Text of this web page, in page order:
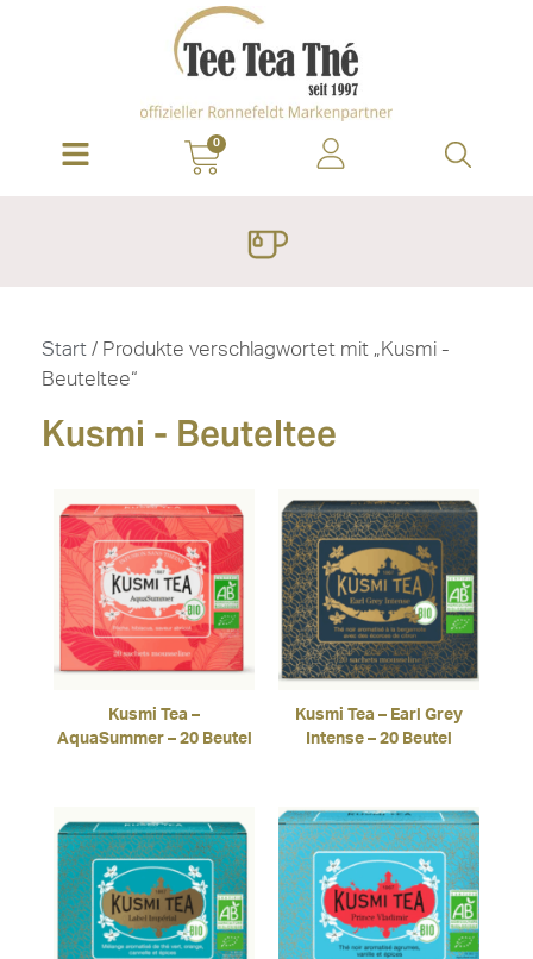
0
Start / Produkte verschlagwortet mit „Kusmi -
Beuteltee“
Kusmi - Beuteltee
Kusmi Tea –
AquaSummer – 20 Beutel
Kusmi Tea – Earl Grey
Intense – 20 Beutel